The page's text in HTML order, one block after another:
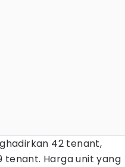
42 tenant,
tenant. Harga unit yang